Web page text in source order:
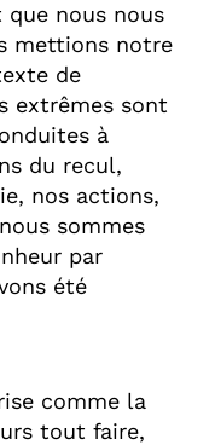
que nous nous
mettions notre
de
extrêmes sont
à
du recul,
nos actions,
sommes
par
été
comme la
tout faire,